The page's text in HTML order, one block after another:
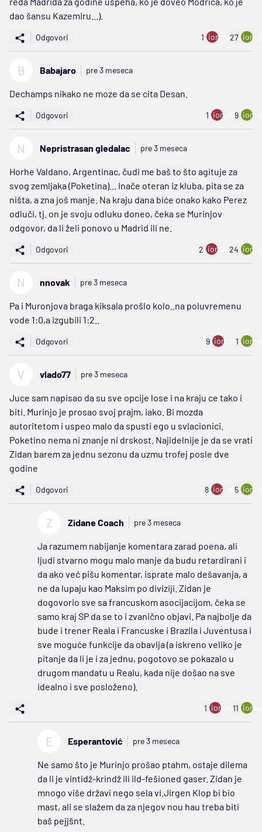
dao šansu Kazemiru...).
Odgovori 1 ion:minus
27
B Babajaro pre 3 meseca
Dechamps nikako ne moze da se cita Desan.
Odgovori 1 ion:minus
9
N Nepristrasan gledalac pre 3 meseca
Horhe Valdano, Argentinac, čudi me baš to što agituje za
svog zemljaka (Poketina)... Inače oteran iz kluba, pita se za
ništa, a zna još manje. Na kraju dana biće onako kako Perez
odluči, tj. on je svoju odluku doneo, čeka se Murinjov
odgovor, da li želi ponovo u Madrid ili ne.
Odgovori 2 ion:minus
24
N nnovak pre 3 meseca
Pa i Muronjova braga kiksala prošlo kolo..na poluvremenu
vode 1:0,a izgubili 1:2..
Odgovori 9 ion:minus
1
V vlado77 pre 3 meseca
Juce sam napisao da su sve opcije lose i na kraju ce tako i
biti. Murinjo je prosao svoj prajm, iako. Bi mozda
autoritetom i uspeo malo da spusti ego u svlacionici.
Poketino nema ni znanje ni drskost. Najidelnije je da se vrati
Zidan barem za jednu sezonu da uzmu trofej posle dve
godine
Odgovori 8 ion:minus
5
Z Zidane Coach pre 3 meseca
Ja razumem nabijanje komentara zarad poena, ali
ljudi stvarno mogu malo manje da budu retardirani i
da ako već pišu komentar, isprate malo dešavanja, a
ne da lupaju kao Maksim po diviziji. Zidan je
dogovorio sve sa francuskom asocijacijom, čeka se
samo kraj SP da se to i zvanično objavi. Pa najbolje da
bude i trener Reala i Francuske i Brazila i Juventusa i
sve moguće funkcije da obavlja (a iskreno veliko je
pitanje da li je i za jednu, pogotovo se pokazalo u
drugom mandatu u Realu, kada nije došao na sve
idealno i sve posloženo).
1 ion:minus
11
E Esperantović pre 3 meseca
Ne samo što je Murinjo prošao ptahm, ostaje dilema
da li je vintidž-krindž ili ild-fešioned gaser. Zidan je
mnogo više državi nego sela vi.Jirgen Klop bi bio
mast, ali se slažem da za njegov nou hau treba biti
baš pejjšnt.